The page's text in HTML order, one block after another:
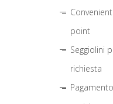
point
Seggiolini
richiesta